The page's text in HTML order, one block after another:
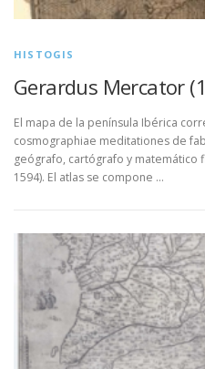
HISTOGIS
Gerardus Mercator
El mapa de la península Ibérica
cosmographiae meditationes de
geógrafo, cartógrafo y matemático
1594). El atlas se compone …